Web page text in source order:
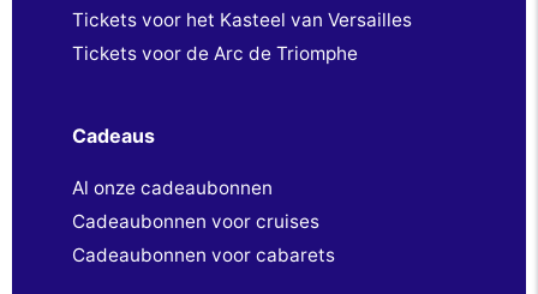
Tickets voor het Kasteel van Versailles
Tickets voor de Arc de Triomphe
Cadeaus
Al onze cadeaubonnen
Cadeaubonnen voor cruises
Cadeaubonnen voor cabarets